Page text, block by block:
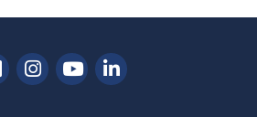
Facebook
Instagram
YoutubeLinkedin